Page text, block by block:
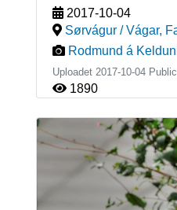
2017-10-04
Sørvágur / Vágar,
Rodmund á
Uploadet 2017-10-04
1890